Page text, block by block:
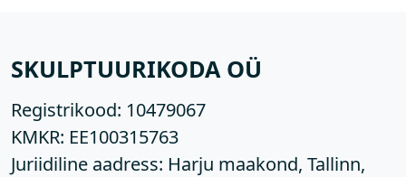
SKULPTUURIKODA OÜ
Registrikood: 10479067
KMKR: EE100315763
Juriidiline aadress: Harju maakond, Tallinn,